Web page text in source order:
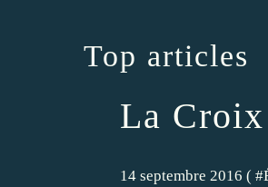
Top articles
La
14 septembre 2016 ( #